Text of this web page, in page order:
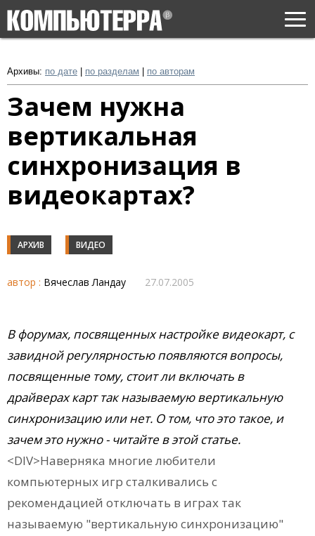
Архивы: по дате по разделам по авторам
Зачем нужна
вертикальная
синхронизация в
видеокартах?
АРХИВ ВИДЕО
автор : Вячеслав Ландау 27.07.2005
В форумах, посвященных настройке видеокарт, с
завидной регулярностью появляются вопросы,
посвященные тому, стоит ли включать в
драйверах карт так называемую вертикальную
синхронизацию или нет. О том, что это такое, и
зачем это нужно - читайте в этой статье.
<DIV>Наверняка многие любители
компьютерных игр сталкивались с
рекомендацией отключать в играх так
называемую "вертикальную синхронизацию"